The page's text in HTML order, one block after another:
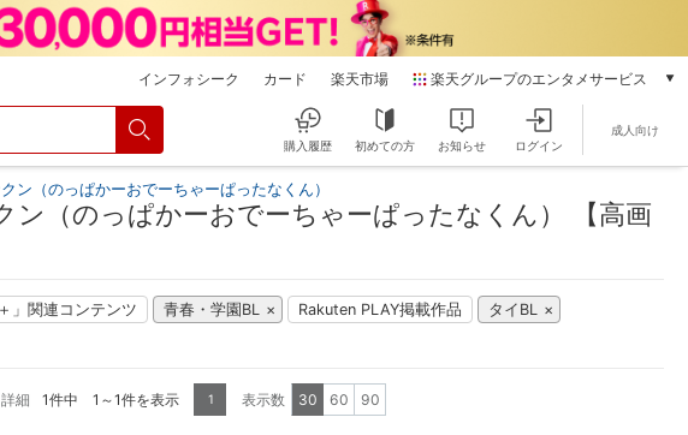
インフォシーク カード 楽天市場 楽天グループのエンタメサービス
本/ゲーム/CD/DVD
電子書籍
楽天マガジン
動画配信
購入履歴 初めての方 お知らせ ログイン
成人向け
ン（のっぱかーおでーちゃーぱったなくん）
ン（のっぱかーおでーちゃーぱったなくん） 【高画
」関連コンテンツ 青春・学園BL Rakuten PLAY掲載作品
タイBL
詳細 1件中 1～1件を表示 1 表示数 30 60 90